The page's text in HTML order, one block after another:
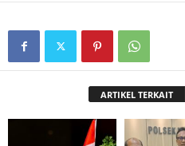
ARTIKEL TERKAIT